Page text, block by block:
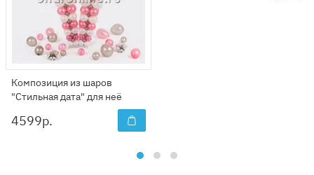
Композиция из шаров
"Стильная дата" для неё
4599р.